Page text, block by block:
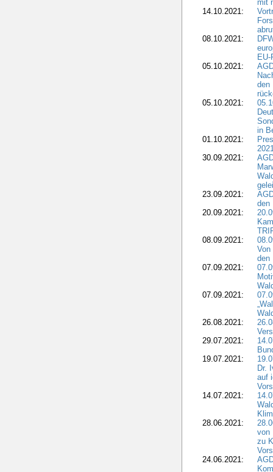
mit
14.10.2021:
08.10.2021:
05.10.2021:
den
05.10.2021:
in
01.10.2021:
30.09.2021:
23.09.2021:
den
20.09.2021:
08.09.2021:
den
07.09.2021:
07.09.2021:
26.08.2021:
29.07.2021:
19.07.2021:
Dr.
auf
14.07.2021:
28.06.2021:
von
zu
24.06.2021: